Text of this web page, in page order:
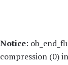
Notice:
compression (0) in